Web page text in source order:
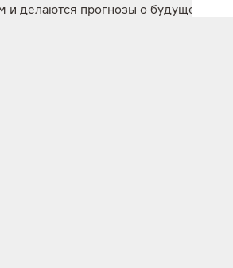
и делаются прогнозы о будущем.